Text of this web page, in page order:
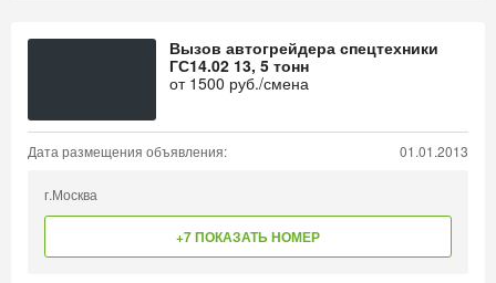
Вызов автогрейдера спецтехники
ГС14.02 13, 5 тонн
от 1500 руб./смена
Дата размещения объявления: 01.01.2013
г.Москва
+7 ПОКАЗАТЬ НОМЕР